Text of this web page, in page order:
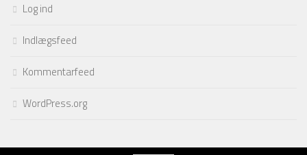
Log ind
Indlægsfeed
Kommentarfeed
WordPress.org